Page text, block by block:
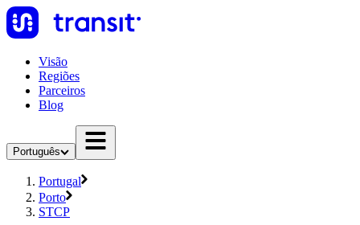
Visão
Regiões
Parceiros
Blog
Português
Portugal
Porto
STCP